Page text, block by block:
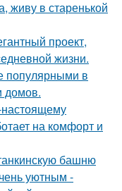
живу в старенькой
проект,
жизни.
популярными в
домов.
на комфорт и
башню
уютным -